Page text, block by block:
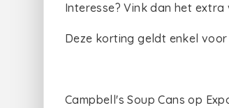
Interesse? Vink dan het
Deze korting geldt enkel voor
Campbell's Soup Cans op